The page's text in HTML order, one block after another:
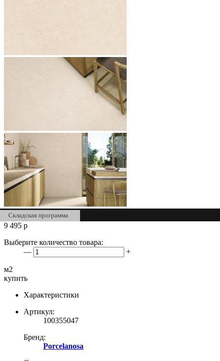
Складская программа
9 495 р
Выберите количество товара:
—
+
м2
купить
Характеристики
Артикул:
100355047
Бренд:
Porcelanosa